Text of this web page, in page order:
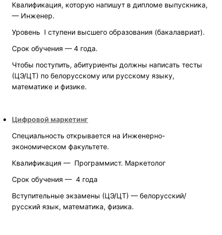
Квалификация, которую напишут в дипломе выпускника,
— Инженер.
Уровень I ступени высшего образования (бакалавриат).
Срок обучения — 4 года.
Чтобы поступить, абитуриенты должны написать тесты
(ЦЭ/ЦТ) по белорусскому или русскому языку,
математике и физике.
Цифровой маркетинг
Специальность открывается на Инженерно-
экономическом факультете.
Квалификация — Программист. Маркетолог
Срок обучения — 4 года
Вступительные экзамены (ЦЭ/ЦТ) — белорусский/
русский язык, математика, физика.